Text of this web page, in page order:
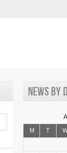
News by
M
T